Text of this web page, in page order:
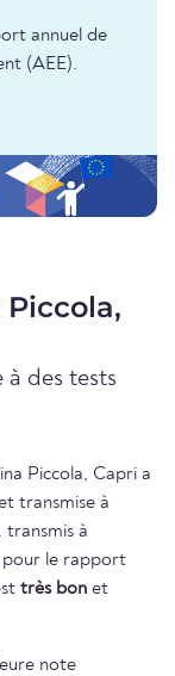
annuel de
(AEE).
à des tests
Piccola, Capri a
transmise à
transmis à
pour le rapport
très bon et
note